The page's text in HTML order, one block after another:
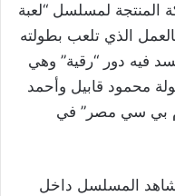
لمسلسل “لعبة
الذي تلعب بطولته
فيه دور “رقية” وهي
​محمود قابيل​ وأحمد
بي سي مصر” في
المسلسل داخل